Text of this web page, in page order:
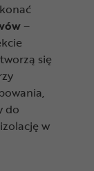
–
się
do
w